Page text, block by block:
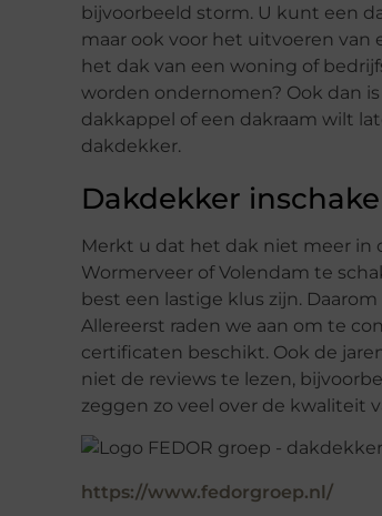
bijvoorbeeld storm. U kunt een
maar ook voor het uitvoeren van
het dak van een woning of
worden ondernomen? Ook dan
dakkappel of een dakraam wilt
dakdekker.
Dakdekker
Merkt u dat het dak niet meer in
Wormerveer of Volendam te
best een lastige klus zijn.
Allereerst raden we aan om te
certificaten beschikt. Ook de
niet de reviews te lezen,
zeggen zo veel over de kwaliteit
https://www.fedorgroep.nl/